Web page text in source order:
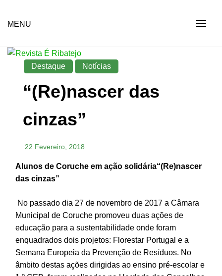
É RIBATEJO – REVISTA
SOCIAL ONLINE
MENU
Destaque Notícias
“(Re)nascer das
cinzas”
22 Fevereiro, 2018
Alunos de Coruche em ação solidária“(Re)nascer
das cinzas”
No passado dia 27 de novembro de 2017 a Câmara
Municipal de Coruche promoveu duas ações de
educação para a sustentabilidade onde foram
enquadrados dois projetos: Florestar Portugal e a
Semana Europeia da Prevenção de Resíduos. No
âmbito destas ações dirigidas ao ensino pré-escolar e